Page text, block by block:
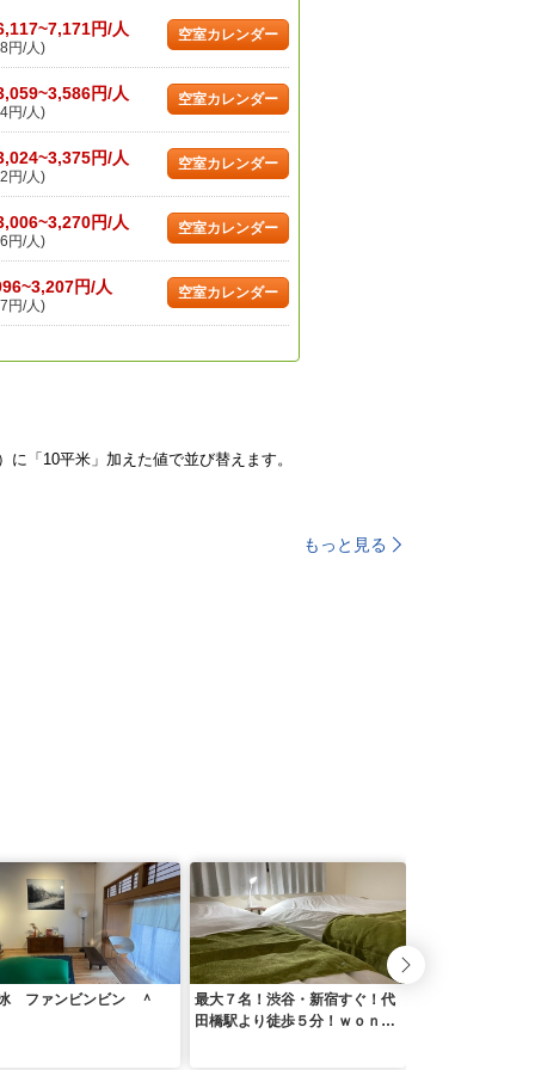
円/人
円/人)
空室カレンダー
円/人
円/人)
空室カレンダー
円/人
円/人)
空室カレンダー
円/人
円/人)
空室カレンダー
円/人
円/人)
空室カレンダー
「10平米」加えた値で並び替えます。
もっと見る
ファンビンビン ＾
最大７名！渋谷・新宿すぐ！代
田橋駅より徒歩５分！ｗｏｎｄ